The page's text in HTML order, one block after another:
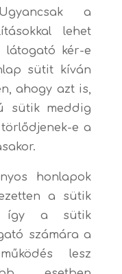
a
lehet
kér-e
sütit kíván
ahogy azt is,
sütik meddig
e a
honlapok
a sütik
így a sütik
számára a
lesz